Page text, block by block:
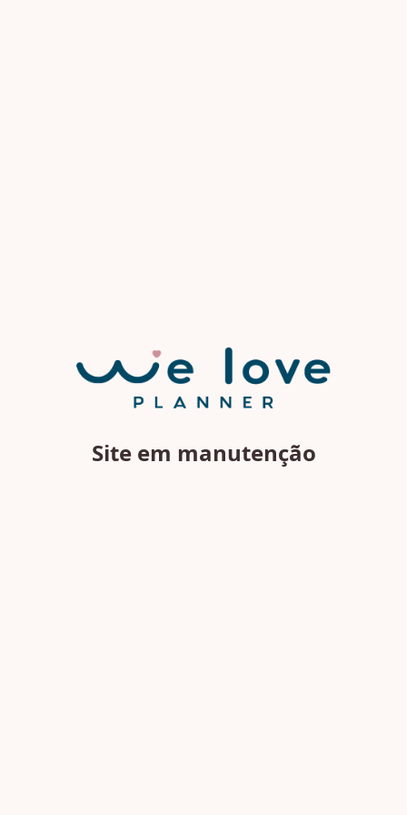
Site em manutenção